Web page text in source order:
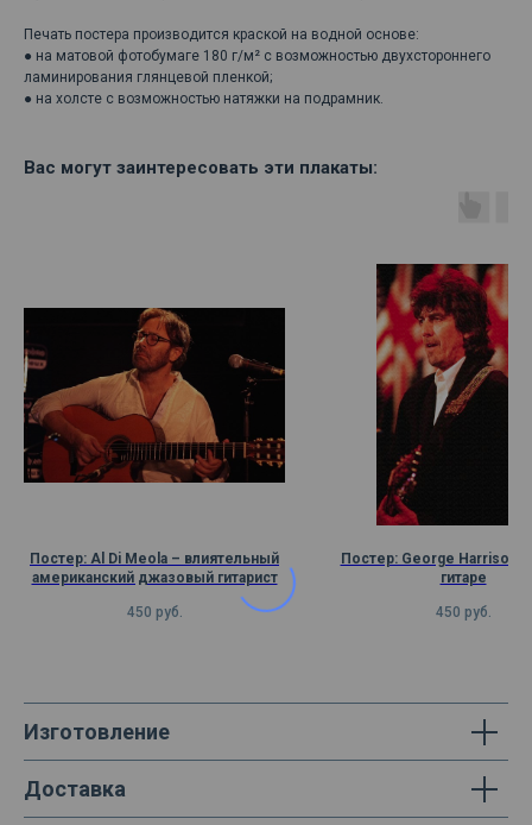
Печать постера производится краской на водной основе:
● на матовой фотобумаге 180 г/м² с возможностью двухстороннего
ламинирования глянцевой пленкой;
● на холсте с возможностью натяжки на подрамник.
Вас могут заинтересовать эти плакаты:
Постер: Al Di Meola – влиятельный
американский джазовый гитарист
450 руб.
Постер: George Harrison
гитаре
450 руб.
Изготовление
Доставка